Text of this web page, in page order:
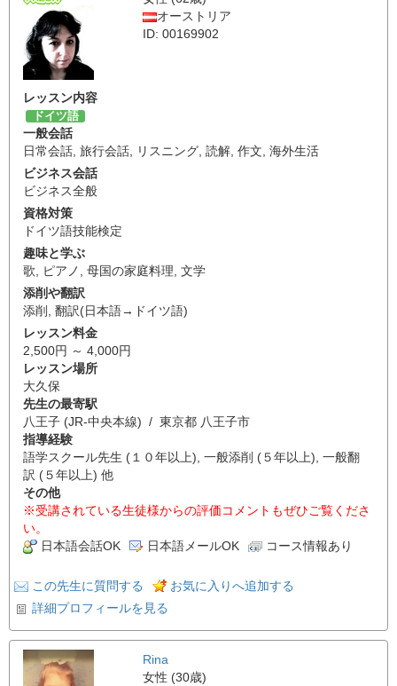
オーストリア
ID: 00169902
レッスン内容
ドイツ語
一般会話
日常会話 旅行会話 リスニング 読解 作文 海外生活
ビジネス会話
ビジネス全般
資格対策
ドイツ語技能検定
趣味と学ぶ
歌
ピアノ 母国の家庭料理 文学
添削や翻訳
添削
翻訳(日本語→ドイツ語)
レッスン料金
2,500円 ～ 4,000円
レッスン場所
大久保
先生の最寄駅
八王子 (JR-中央本線) / 東京都 八王子市
指導経験
語学スクール先生 (１０年以上), 一般添削 (５年以上), 一般翻
訳 (５年以上) 他
その他
※受講されている生徒様からの評価コメントもぜひご覧くださ
い。
日本語会話OK
日本語メールOK コース情報あり
この先生に質問する
お気に入りへ追加する
詳細プロフィールを見る
Rina
女性 (30歳)